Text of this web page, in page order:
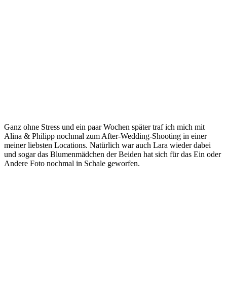
Ganz ohne Stress und ein paar Wochen später traf ich mich mit
Alina & Philipp nochmal zum After-Wedding-Shooting in einer
meiner liebsten Locations. Natürlich war auch Lara wieder dabei
und sogar das Blumenmädchen der Beiden hat sich für das Ein oder
Andere Foto nochmal in Schale geworfen.